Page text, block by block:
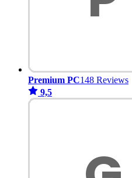
Premium PC148 Reviews
9,5